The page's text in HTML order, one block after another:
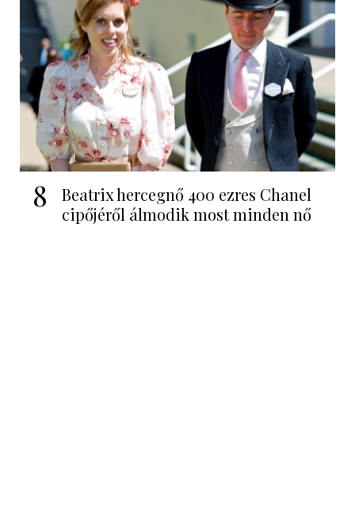
8
Beatrix hercegnő 400 ezres Chanel
cipőjéről álmodik most minden nő